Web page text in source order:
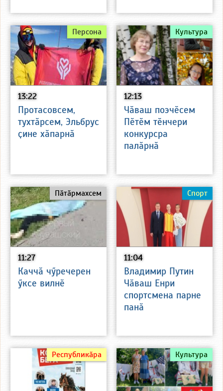
13:22
Персона
Протасовсем,
тухтӑрсем, Эльбрус
ҫине хӑпарнӑ
12:13
Культура
Чӑваш поэчӗсем
Пӗтӗм тӗнчери
конкурсра
палӑрнӑ
11:27
Пӑтӑрмахсем
Каччӑ чӳречерен
ӳксе вилнӗ
11:04
Спорт
Владимир Путин
Чӑваш Енри
спортсмена парне
панӑ
Республикӑра Культура